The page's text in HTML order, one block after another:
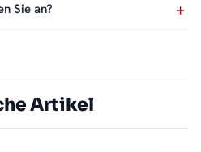
Sie an?
Artikel